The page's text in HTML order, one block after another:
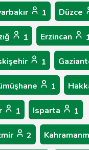
1 Düzce
1 Erzincan
1
1
1 Isparta 1
2